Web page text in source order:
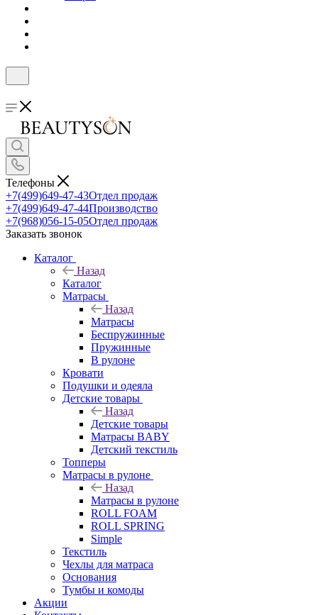
Телефоны
+7(499)649-47-43Отдел продаж
+7(499)649-47-44Производство
+7(968)056-15-05Отдел продаж
Заказать звонок
Каталог
Назад
Каталог
Матрасы
Назад
Матрасы
Беспружинные
Пружинные
В рулоне
Кровати
Подушки и одеяла
Детские товары
Назад
Детские товары
Матрасы BABY
Детский текстиль
Топперы
Матрасы в рулоне
Назад
Матрасы в рулоне
ROLL FOAM
ROLL SPRING
Simple
Текстиль
Чехлы для матраса
Основания
Тумбы и комоды
Акции